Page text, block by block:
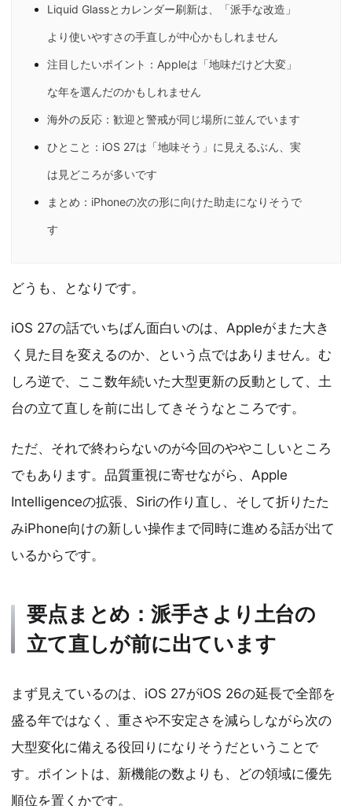
Liquid Glassとカレンダー刷新は、「派手な改造」
より使いやすさの手直しが中心かもしれません
注目したいポイント：Appleは「地味だけど大変」
な年を選んだのかもしれません
海外の反応：歓迎と警戒が同じ場所に並んでいます
ひとこと：iOS 27は「地味そう」に見えるぶん、実
は見どころが多いです
まとめ：iPhoneの次の形に向けた助走になりそうで
す
どうも、となりです。
iOS 27の話でいちばん面白いのは、Appleがまた大き
く見た目を変えるのか、という点ではありません。む
しろ逆で、ここ数年続いた大型更新の反動として、土
台の立て直しを前に出してきそうなところです。
ただ、それで終わらないのが今回のややこしいところ
でもあります。品質重視に寄せながら、Apple
Intelligenceの拡張、Siriの作り直し、そして折りたた
みiPhone向けの新しい操作まで同時に進める話が出て
いるからです。
要点まとめ：派手さより土台の
立て直しが前に出ています
まず見えているのは、iOS 27がiOS 26の延長で全部を
盛る年ではなく、重さや不安定さを減らしながら次の
大型変化に備える役回りになりそうだということで
す。ポイントは、新機能の数よりも、どの領域に優先
順位を置くかです。